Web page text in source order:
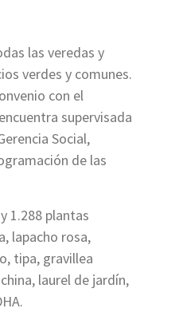
las veredas y
verdes y comunes.
con el
supervisada
Social,
de las
1.288 plantas
lapacho rosa,
tipa, gravillea
laurel de jardín,